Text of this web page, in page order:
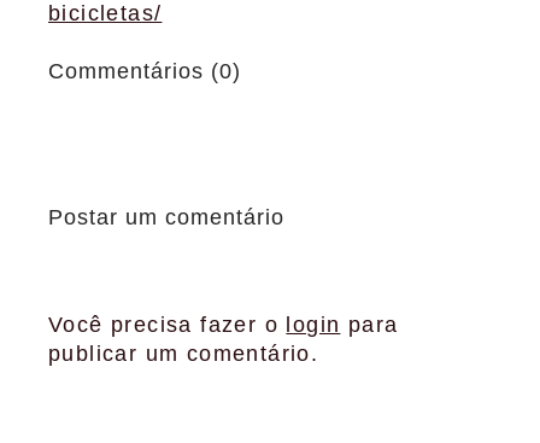
bicicletas/
Commentários (0)
Postar um comentário
Você precisa fazer o login para
publicar um comentário.